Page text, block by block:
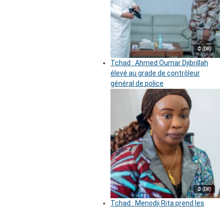
© (DR)
Tchad : Ahmed Oumar Djibrillah
élevé au grade de contrôleur
général de police
© (DR)
Tchad : Menodji Rita prend les